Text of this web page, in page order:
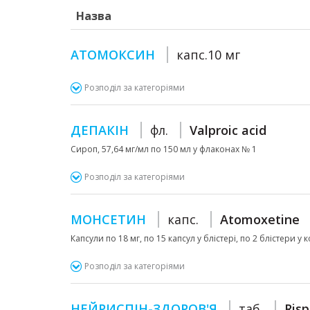
Назва
АТОМОКСИН капс.10 мг
Розподіл за категоріями
ДЕПАКІН фл. Valproic acid
Сироп, 57,64 мг/мл по 150 мл у флаконах № 1
Розподіл за категоріями
МОНСЕТИН капс. Atomoxetine
Капсули по 18 мг, по 15 капсул у блістері, по 2 блістери у
Розподіл за категоріями